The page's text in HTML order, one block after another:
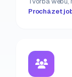
Procházet